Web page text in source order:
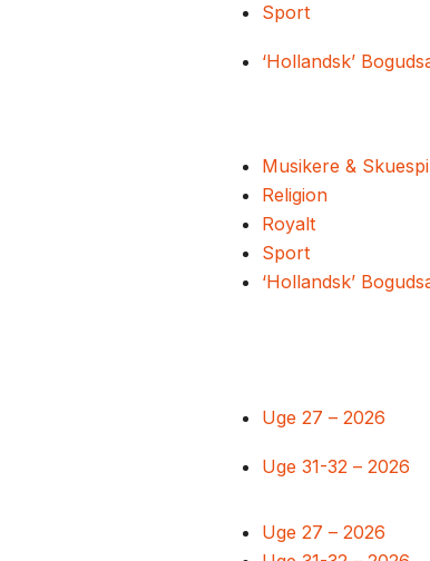
Sport
‘Hollandsk’
Musikere &
Religion
Royalt
Sport
‘Hollandsk’
Uge 27 – 2026
Uge 31-32 – 2026
Uge 27 – 2026